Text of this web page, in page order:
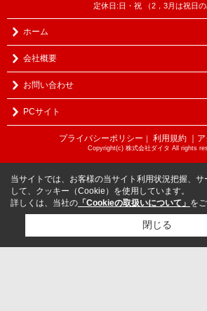
定休日:日・祝 （2，3月は祝日の
ホーム
会社概要
お問い合わせ
PCサイト
プライバシーポリシー ｜ 利用規約 ｜
Copyright(c) 株式会社ダイタ All rights
当サイトでは、お客様の当サイト利用状況把握、サ
して、クッキー（Cookie）を使用しています。
詳しくは、当社の 「Cookieの取扱いについて」 を
閉じる